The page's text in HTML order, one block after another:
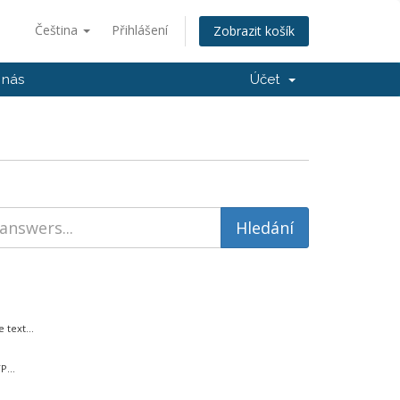
Čeština Přihlášení Zobrazit košík
Účet
text...